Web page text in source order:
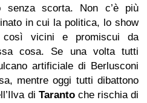
senza scorta. Non c’è più
in cui la politica, lo show
vicini e promiscui da
cosa. Se una volta tutti
artificiale di Berlusconi
mentre oggi tutti dibattono
di Tarantoche rischia di